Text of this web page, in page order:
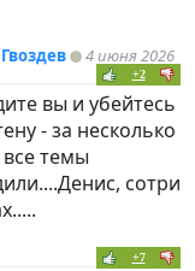
4 июня 2026
+2
вы и убейтесь
- за несколько
темы
сотри
+7